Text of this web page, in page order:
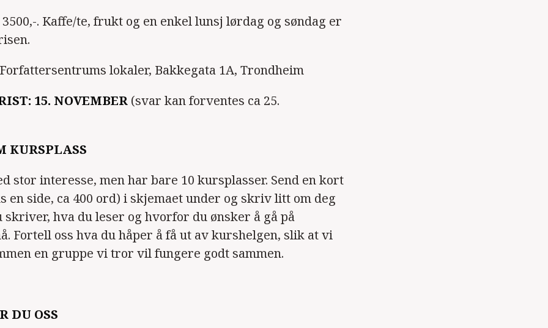
3500,-. Kaffe/te, frukt og en enkel lunsj lørdag og søndag er
lokaler, Bakkegata 1A, Trondheim
15. NOVEMBER (svar kan forventes ca 25.
KURSPLASS
stor interesse, men har bare 10 kursplasser. Send en kort
en side, ca 400 ord) i skjemaet under og skriv litt om deg
skriver, hva du leser og hvorfor du ønsker å gå på
Fortell oss hva du håper å få ut av kurshelgen, slik at vi
en gruppe vi tror vil fungere godt sammen.
DU OSS